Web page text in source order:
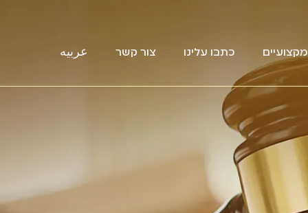
כתבו עלינו צור קשר عربيه